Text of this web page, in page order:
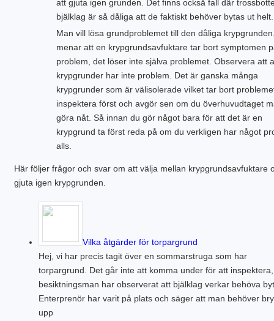
att gjuta igen grunden. Det finns också fall där
bjälklag är så dåliga att de faktiskt behöver bytas ut helt.
Man vill lösa grundproblemet till den dåliga
menar att en krypgrundsavfuktare tar bort symptomen
problem, det löser inte själva problemet. Observera att
krypgrunder har inte problem. Det är ganska många
krypgrunder som är välisolerade vilket tar bort
inspektera först och avgör sen om du överhuvudtaget
göra nåt. Så innan du gör något bara för att det är en
krypgrund ta först reda på om du verkligen har något
alls.
Här följer frågor och svar om att välja mellan krypgrundsavfuktare
gjuta igen krypgrunden.
Vilka åtgärder för torpargrund
Hej, vi har precis tagit över en sommarstruga som har
torpargrund. Det går inte att komma under för att
besiktningsman har observerat att bjälklag verkar behöva
Enterprenör har varit på plats och säger att man behöver
upp